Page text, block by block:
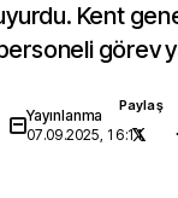
Kent
görev
Yayınlanma
07.09.2025, 16:11
Paylaş